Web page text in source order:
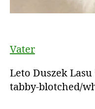
Vater
Leto Duszek Lasu
tabby-blotched/